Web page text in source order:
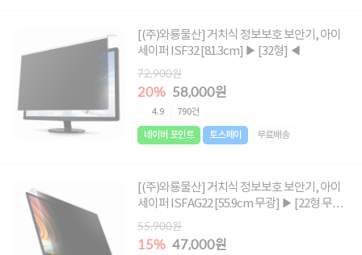
[(주)와룡물산] 거치식 정보보호 보안기, 아이
세이퍼 ISF32 [81.3cm] ▶ [32형] ◀
72,900원
20% 58,000원
4.9 790건
네이버 포인트 토스페이 무료배송
[(주)와룡물산] 거치식 정보보호 보안기, 아이
세이퍼 ISFAG22 [55.9cm 무광] ▶ [22형 무광]
◀
55,900원
15% 47,000원